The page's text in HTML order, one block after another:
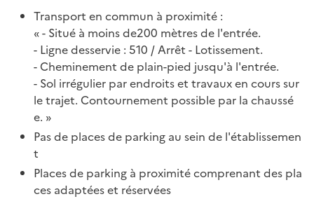
Transport en commun à proximité :
- Situé à moins de200 mètres de l'entrée.
- Ligne desservie : 510 / Arrêt - Lotissement.
- Cheminement de plain-pied jusqu'à l'entrée.
- Sol irrégulier par endroits et travaux en cours sur
le trajet. Contournement possible par la chaussé
e.
Pas de places de parking au sein de l'établissemen
t
Places de parking à proximité comprenant des pla
ces adaptées et réservées